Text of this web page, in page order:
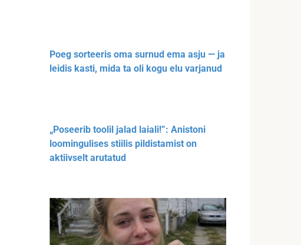
Poeg sorteeris oma surnud ema asju — ja
leidis kasti, mida ta oli kogu elu varjanud
„Poseerib toolil jalad laiali!”: Anistoni
loomingulises stiilis pildistamist on
aktiivselt arutatud